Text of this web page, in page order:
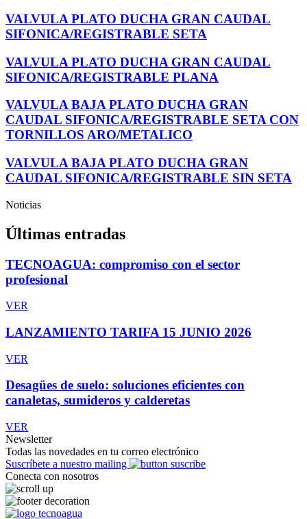
VALVULA PLATO DUCHA GRAN CAUDAL
SIFONICA/REGISTRABLE SETA
VALVULA PLATO DUCHA GRAN CAUDAL
SIFONICA/REGISTRABLE PLANA
VALVULA BAJA PLATO DUCHA GRAN
CAUDAL SIFONICA/REGISTRABLE SETA CON
TORNILLOS ARO/METALICO
VALVULA BAJA PLATO DUCHA GRAN
CAUDAL SIFONICA/REGISTRABLE SIN SETA
Noticias
Últimas entradas
TECNOAGUA: compromiso con el sector
profesional
VER
LANZAMIENTO TARIFA 15 JUNIO 2026
VER
Desagües de suelo: soluciones eficientes con
canaletas, sumideros y calderetas
VER
Newsletter
Todas las novedades en tu correo electrónico
Suscríbete a nuestro mailing
Conecta con nosotros